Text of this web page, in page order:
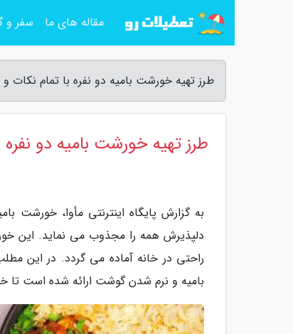
طرز تهیه خورشت بامیه دو نفره با تمام نکات و
طرز تهیه خورشت بامیه دو نفره
به گزارش پایگاه اینترنتی مأوا،
دلپذیرش همه را مجذوب می نماید. این
راحتی در خانه آماده می گردد. در این
بامیه و نرم شدن گوشت ارائه شده است تا
مقاله های ما سفر و